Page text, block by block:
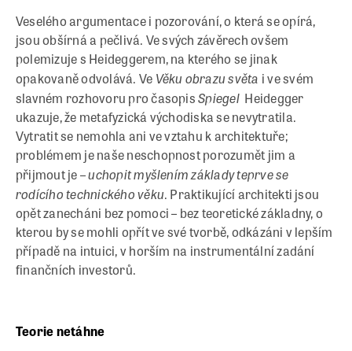
Veselého argumentace i pozorování, o která se opírá,
jsou obšírná a pečlivá. Ve svých závěrech ovšem
polemizuje s Heideggerem, na kterého se jinak
opakovaně odvolává. Ve Věku obrazu světa i ve svém
slavném rozhovoru pro časopisSpiegel Heidegger
ukazuje, že metafyzická východiska se nevytratila.
Vytratit se nemohla ani ve vztahu k architektuře;
problémem je naše neschopnost porozumět jim a
přijmout je –uchopit myšlením základy teprve se
rodícího technického věku. Praktikující architekti jsou
opět zanecháni bez pomoci – bez teoretické základny, o
kterou by se mohli opřít ve své tvorbě, odkázáni v lepším
případě na intuici, v horším na instrumentální zadání
finančních investorů.
Teorie netáhne